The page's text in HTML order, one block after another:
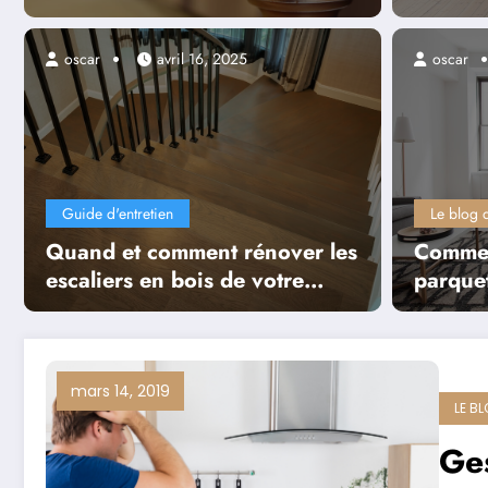
relief
Guide d'entretien
Quand et comment rénover les
escaliers en bois de votre
maison
oscar avril 16, 2025
Le blog
oscar
Le blog des menuisiers
Les dernières tendances en
menuiserie
Lire la suite
mars 14, 2019
LE